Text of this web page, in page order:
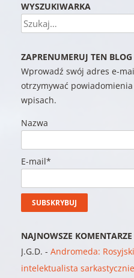
WYSZUKIWARKA
Szukaj
ZAPRENUMERUJ TEN BLOG
Wprowadź swój adres e-
otrzymywać
wpisach.
Nazwa
E-mail*
NAJNOWSZE KOMENTARZE
J.G.D. -Andromeda: Rosyjski
intelektualista sarkastycznie